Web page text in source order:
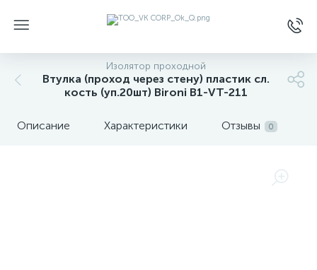
Изолятор проходной
Втулка (проход через стену) пластик сл.
кость (уп.20шт) Bironi B1-VT-211
Описание Характеристики Отзывы 0